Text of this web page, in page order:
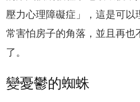
壓力心理障礙症」，這是可以
常害怕房子的角落，並且再也
了。
變憂鬱的蜘蛛